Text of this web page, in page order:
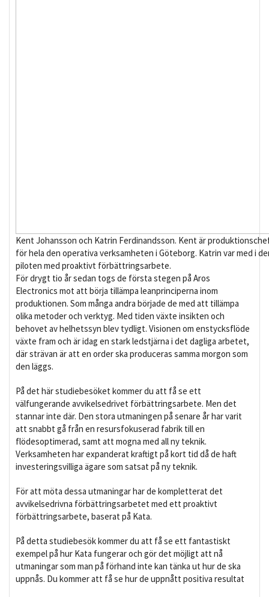
Kent Johansson och Katrin Ferdinandsson. Kent är
för hela den operativa verksamheten i Göteborg. Katrin var med i
piloten med proaktivt förbättringsarbete.
För drygt tio år sedan togs de första stegen på Aros
Electronics mot att börja tillämpa leanprinciperna inom
produktionen. Som många andra började de med att tillämpa
olika metoder och verktyg. Med tiden växte insikten och
behovet av helhetssyn blev tydligt. Visionen om enstycksflöde
växte fram och är idag en stark ledstjärna i det dagliga arbetet,
där strävan är att en order ska produceras samma morgon som
den läggs.
På det här studiebesöket kommer du att få se ett
välfungerande avvikelsedrivet förbättringsarbete. Men det
stannar inte där. Den stora utmaningen på senare år har varit
att snabbt gå från en resursfokuserad fabrik till en
flödesoptimerad, samt att mogna med all ny teknik.
Verksamheten har expanderat kraftigt på kort tid då de haft
investeringsvilliga ägare som satsat på ny teknik.
För att möta dessa utmaningar har de kompletterat det
avvikelsedrivna förbättringsarbetet med ett proaktivt
förbättringsarbete, baserat på Kata.
På detta studiebesök kommer du att få se ett fantastiskt
exempel på hur Kata fungerar och gör det möjligt att nå
utmaningar som man på förhand inte kan tänka ut hur de ska
uppnås. Du kommer att få se hur de uppnått positiva resultat